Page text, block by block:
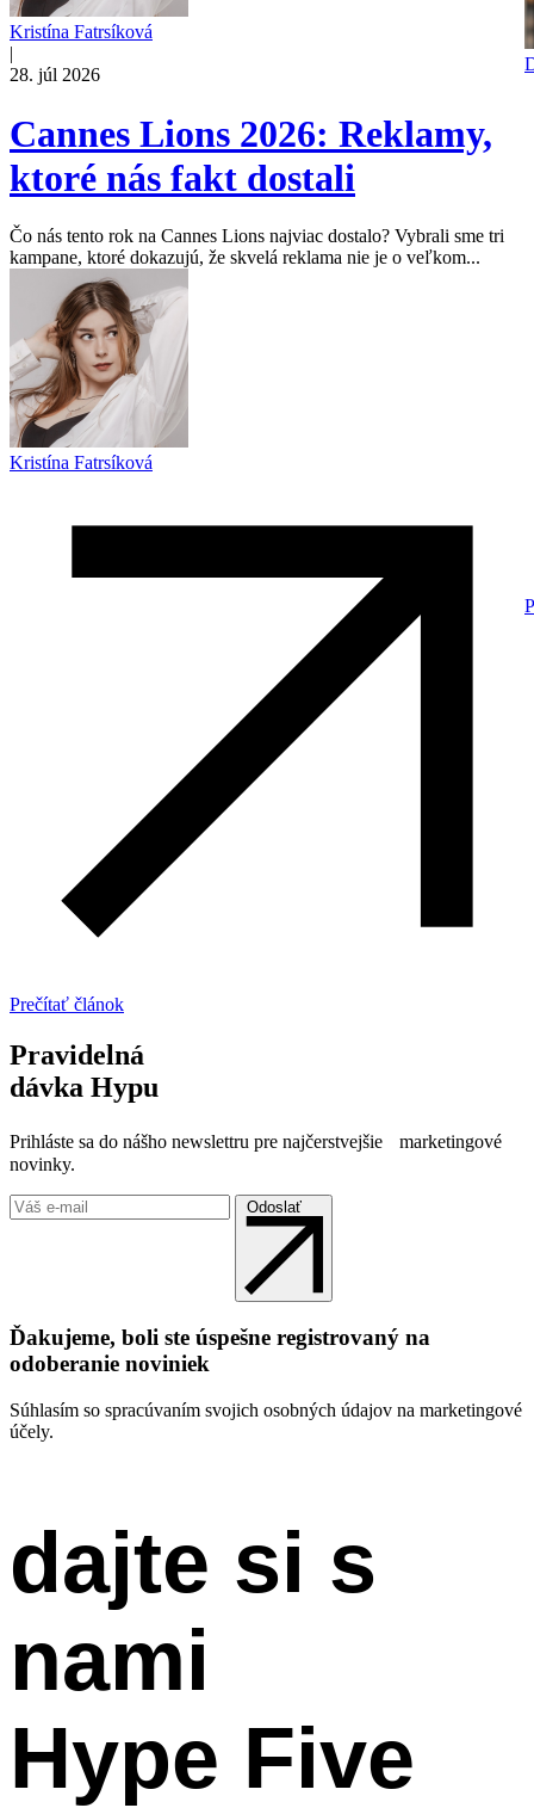
Kristína Fatrsíková
|
28. júl 2026
Cannes Lions 2026: Reklamy,
ktoré nás fakt dostali
Čo nás tento rok na Cannes Lions najviac dostalo? Vybrali sme tri
kampane, ktoré dokazujú, že skvelá reklama nie je o veľkom...
Kristína Fatrsíková
Prečítať článok
Pravidelná
dávka Hypu
Prihláste sa do nášho newslettru pre najčerstvejšie marketingové
novinky.
Odoslať
Ďakujeme, boli ste úspešne registrovaný na
odoberanie noviniek
Súhlasím so spracúvaním svojich osobných údajov na marketingové
účely.
dajte si s
nami
Hype Five